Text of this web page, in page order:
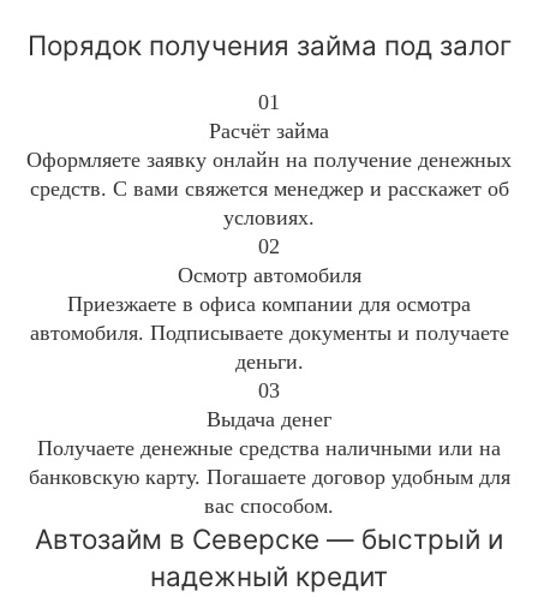
Порядок получения займа под залог
01
Расчёт займа
Оформляете заявку онлайн на получение денежных
средств. С вами свяжется менеджер и расскажет об
условиях.
02
Осмотр автомобиля
Приезжаете в офиса компании для осмотра
автомобиля. Подписываете документы и получаете
деньги.
03
Выдача денег
Получаете денежные средства наличными или на
банковскую карту. Погашаете договор удобным для
вас способом.
Автозайм в Северске — быстрый и
надежный кредит